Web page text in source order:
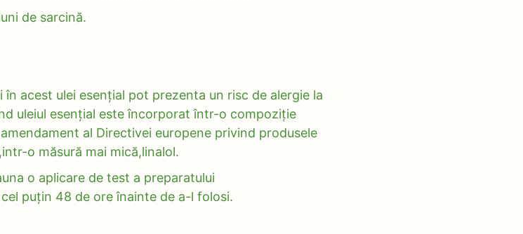
de sarcină.
acest ulei esențial pot prezenta un risc de alergie la
uleiul esențial este încorporat într-o compoziție
al Directivei europene privind produsele
o măsură mai mică,linalol.
o aplicare de test a preparatului
puțin 48 de ore înainte de a-l folosi.